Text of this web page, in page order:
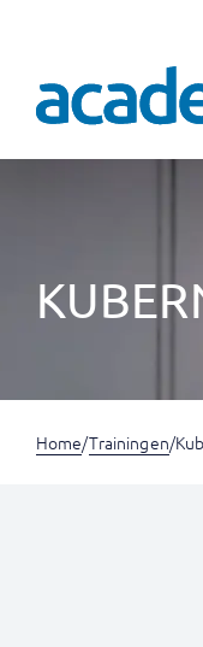
Home/Trainingen/